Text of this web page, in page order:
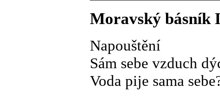
Moravský básník
Napouštění
Sám sebe vzduch
Voda pije sama